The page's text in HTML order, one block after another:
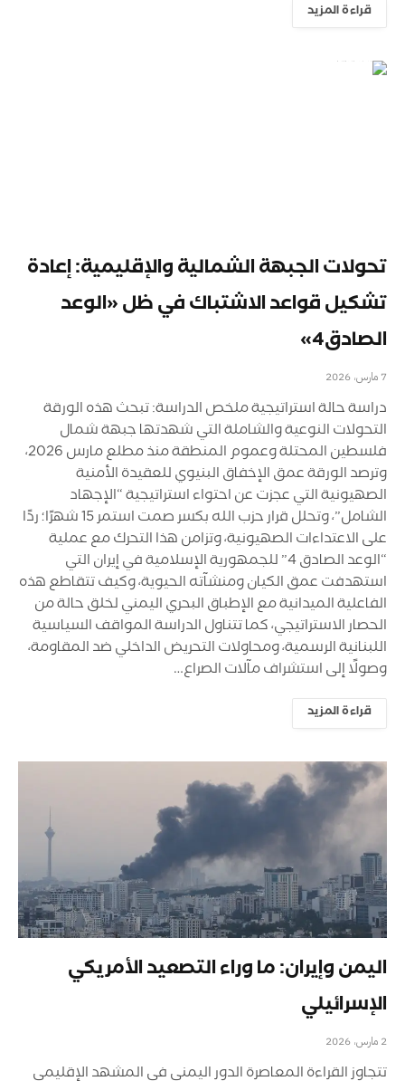
قراءة المزيد
تحولات الجبهة الشمالية والإقليمية: إعادة
تشكيل قواعد الاشتباك في ظل «الوعد
الصادق4»
7 مارس، 2026
دراسة حالة استراتيجية ملخص الدراسة: تبحث هذه الورقة
التحولات النوعية والشاملة التي شهدتها جبهة شمال
فلسطين المحتلة وعموم المنطقة منذ مطلع مارس 2026،
وترصد الورقة عمق الإخفاق البنيوي للعقيدة الأمنية
الصهيونية التي عجزت عن احتواء استراتيجية “الإجهاد
الشامل”، وتحلل قرار حزب الله بكسر صمت استمر 15 شهرًا؛ ردًا
على الاعتداءات الصهيونية، وتزامن هذا التحرك مع عملية
“الوعد الصادق 4” للجمهورية الإسلامية في إيران التي
استهدفت عمق الكيان ومنشآته الحيوية، وكيف تتقاطع هذه
الفاعلية الميدانية مع الإطباق البحري اليمني لخلق حالة من
الحصار الاستراتيجي، كما تتناول الدراسة المواقف السياسية
اللبنانية الرسمية، ومحاولات التحريض الداخلي ضد المقاومة،
وصولًا إلى استشراف مآلات الصراع…
قراءة المزيد
اليمن وإيران: ما وراء التصعيد الأمريكي
الإسرائيلي
2 مارس، 2026
تتجاوز القراءة المعاصرة الدور اليمني في المشهد الإقليمي